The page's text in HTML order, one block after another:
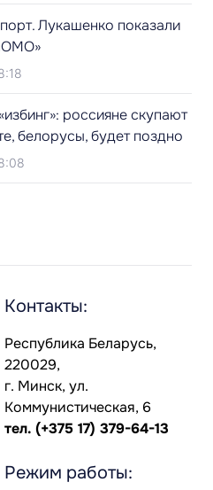
Лукашенко показали
россияне скупают
белорусы, будет поздно
Контакты:
Республика Беларусь,
220029,
г. Минск, ул.
Коммунистическая, 6
тел. (+375 17) 379-64-13
Режим работы: